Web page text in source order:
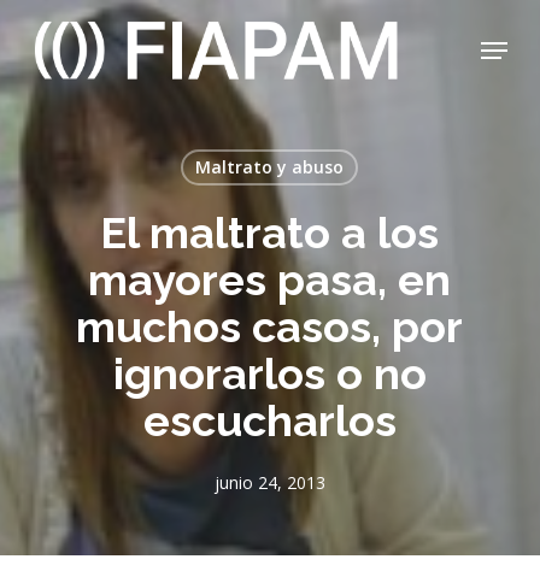
main
content
Menu
Maltrato y abuso
El maltrato a los
mayores pasa, en
muchos casos, por
ignorarlos o no
escucharlos
junio 24, 2013